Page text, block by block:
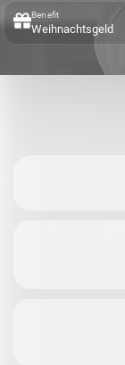
Benefit
Weihnachtsgeld